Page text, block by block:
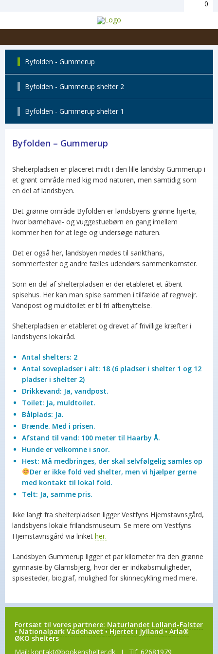
0
Byfolden - Gummerup
Byfolden - Gummerup shelter 2
Byfolden - Gummerup shelter 1
Byfolden – Gummerup
Shelterpladsen er placeret midt i den lille landsby Gummerup i
et grønt område med kig mod naturen, men samtidig som
en del af landsbyen.
Det grønne område Byfolden er landsbyens grønne hjerte,
hvor børnehave- og vuggestuebørn en gang imellem
kommer hen for at lege og undersøge naturen.
Det er også her, landsbyen mødes til sankthans,
sommerfester og andre fælles udendørs sammenkomster.
Som en del af shelterpladsen er der etableret et åbent
spisehus. Her kan man spise sammen i tilfælde af regnvejr.
Vandpost og muldtoilet er til fri afbenyttelse.
Shelterpladsen er etableret og drevet af frivillige kræfter i
landsbyens lokalråd.
Antal shelters: 2
Antal sovepladser i alt: 18 (6 pladser i shelter 1 og 12
pladser i shelter 2)
Drikkevand: Ja, vandpost.
Toilet: Ja, muldtoilet.
Bålplads: Ja.
Brænde. Med i prisen.
Afstand til vand: 100 meter til Haarby Å.
Hunde er velkomne i snor.
Hest: Må medbringes, der skal selvfølgelig samles op
Der er ikke fold ved shelter, men vi hjælper gerne
med kontakt til lokal fold.
Telt: Ja, samme pris.
Ikke langt fra shelterpladsen ligger Vestfyns Hjemstavnsgård,
landsbyens lokale frilandsmuseum. Se mere om Vestfyns
Hjemstavnsgård via linket her.
Landsbyen Gummerup ligger et par kilometer fra den grønne
gymnasie-by Glamsbjerg, hvor der er indkøbsmuligheder,
spisesteder, biograf, mulighed for skinnecykling med mere.
Fortsæt til vores partnere: Naturlandet Lolland-Falster
• Nationalpark Vadehavet •Hjertet i Jylland•Arla®
ØKO shelters
Mail: kontakt@bookenshelter.dk I Tlf. 62681979